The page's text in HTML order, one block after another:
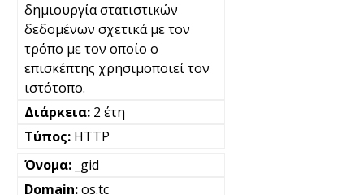
δημιουργία στατιστικών
δεδομένων σχετικά με τον
τρόπο με τον οποίο ο
επισκέπτης χρησιμοποιεί τον
ιστότοπο.
2 έτη
HTTP
_gid
os.tc